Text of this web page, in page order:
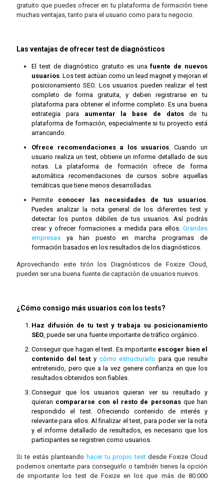
gratuito que puedes ofrecer en tu plataforma de formación tiene
muchas ventajas, tanto para el usuario como para tu negocio.
Las ventajas de ofrecer test de diagnósticos
El test de diagnóstico gratuito es unafuente de nuevos
usuarios. Los test actúan como un lead magnet y mejoran el
posicionamiento SEO. Los usuarios pueden realizar el test
completo de forma gratuita, y deben registrarse en tu
plataforma para obtener el informe completo. Es una buena
estrategia para aumentar la base de datosde tu
plataforma de formación, especialmente si tu proyecto está
arrancando.
Ofrece recomendaciones a los usuarios. Cuando un
usuario realiza un test, obtiene un informe detallado de sus
notas. La plataforma de formación ofrece de forma
automática recomendaciones de cursos sobre aquellas
temáticas que tiene menos desarrolladas.
Permite conocer las necesidades de tus usuarios.
Puedes analizar la nota general de los diferentes test y
detectar los puntos débiles de tus usuarios. Así podrás
crear y ofrecer formaciones a medida para ellos. Grandes
empresas ya han puesto en marcha programas de
formación basados en los resultados de los diagnósticos.
Aprovechando este tirón los Diagnósticos de Foxize Cloud,
pueden ser una buena fuente de captación de usuarios nuevos.
¿Cómo consigo más usuarios con los tests?
Haz difusión de tu test y trabaja su posicionamiento
SEO, puede ser una fuente importante de tráfico orgánico.
Conseguir que hagan el test. Es importante escoger bien el
contenido del test y cómo estructurarlo para que resulte
entretenido, pero que a la vez genere confianza en que los
resultados obtenidos son fiables.
Conseguir que los usuarios quieran ver su resultado y
quieran compararse con el resto de personasque han
respondido el test. Ofreciendo contenido de interés y
relevante para ellos. Al finalizar el test, para poder ver la nota
y el informe detallado de resultados, es necesario que los
participantes se registren como usuarios.
Si te estás planteando hacer tu propio test desde Foxize Cloud
podemos orientarte para conseguirlo o también tienes la opción
de importante los test de Foxize en los que más de 80.000